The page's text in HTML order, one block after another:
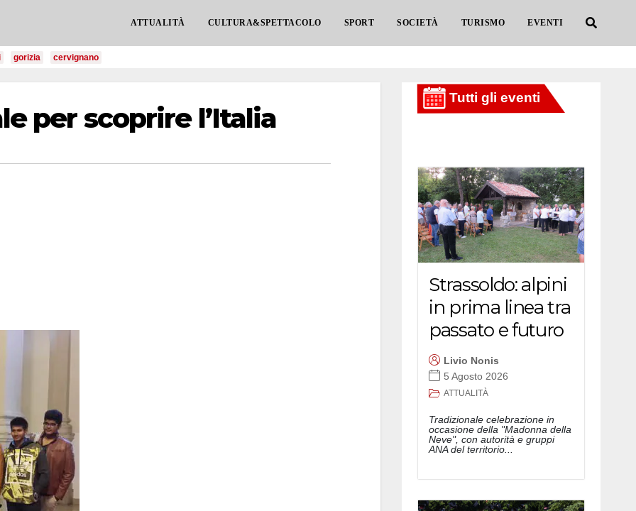
ATTUALITÀ CULTURA&SPETTACOLO SPORT SOCIETÀ TURISMO EVENTI
gorizia cervignano
per scoprire l’Italia
Strassoldo: alpini
in prima linea tra
passato e futuro
Livio Nonis
5 Agosto 2026
ATTUALITÀ
Tradizionale celebrazione in
occasione della "Madonna della
Neve", con autorità e gruppi
ANA del territorio...